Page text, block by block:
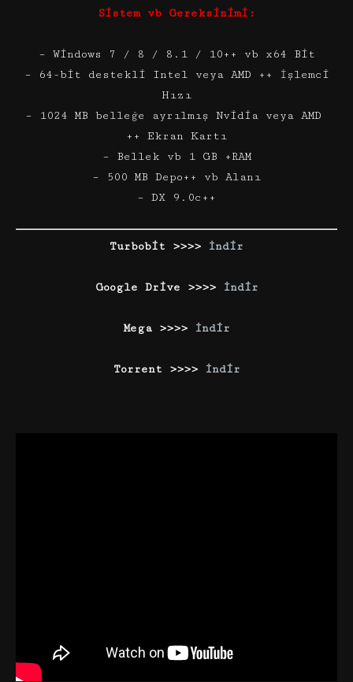
Sistem vb Gereksinimi:
– Windows 7 / 8 / 8.1 / 10++ vb x64 Bit
– 64-bit destekli Intel veya AMD ++ İşlemci
Hızı
– 1024 MB belleğe ayrılmış Nvidia veya AMD
++ Ekran Kartı
– Bellek vb 1 GB +RAM
– 500 MB Depo++ vb Alanı
– DX 9.0c++
Turbobit >>>> İndir
Google Drive >>>>İndir
Mega >>>>İndir
Torrent >>>>İndir